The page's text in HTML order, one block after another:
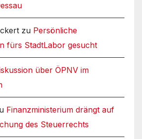
zu Persönliche
fürs StadtLabor gesucht
über ÖPNV im
Finanzministerium drängt auf
des Steuerrechts